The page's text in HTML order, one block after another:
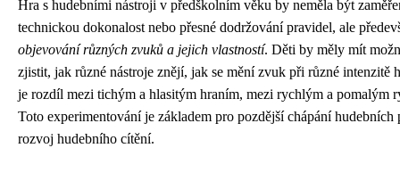
Hra s hudebními nástroji v předškolním věku by neměla být
technickou dokonalost nebo přesné dodržování pravidel, ale
objevování různých zvuků a jejich vlastností. Děti by měly mít
zjistit, jak různé nástroje znějí, jak se mění zvuk při různé intenzitě
je rozdíl mezi tichým a hlasitým hraním, mezi rychlým a pomalým
Toto experimentování je základem pro pozdější chápání hudebních
rozvoj hudebního cítění.